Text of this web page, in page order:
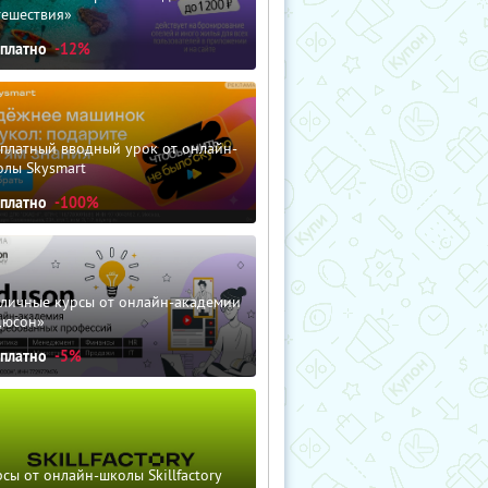
-12%
вводный урок от онлайн-
Skysmart
-100%
курсы от онлайн-академии
-5%
от онлайн-школы Skillfactory